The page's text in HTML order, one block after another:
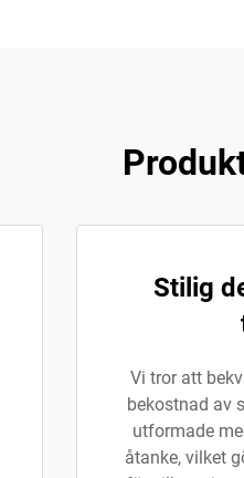
Stilig
Vi tror att
bekostnad av
utformade
åtanke, vilket